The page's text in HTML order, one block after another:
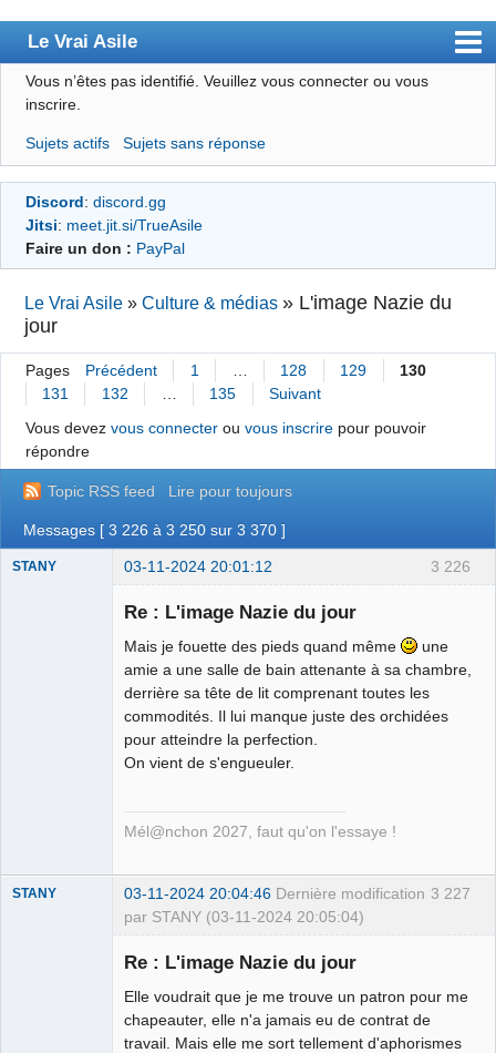
Le Vrai Asile
Accueil
Forum
Membres
Règles
S’inscrire
Connexion
Vous n’êtes pas identifié. Veuillez vous connecter ou vous
inscrire.
Sujets actifs Sujets sans réponse
Discord: discord.gg
Jitsi: meet.jit.si/TrueAsile
Faire un don : PayPal
Le Vrai Asile »Culture & médias » L'image Nazie du
jour
Pages Précédent 1 … 128 129
130
131
132 … 135
Suivant
Vous devez vous connecterou vous inscrirepour pouvoir
répondre
Topic RSS feed Lire pour toujours
Messages [ 3 226 à 3 250 sur 3 370 ]
3 226
STANY 03-11-2024 20:01:12
Re : L'image Nazie du jour
Mais je fouette des pieds quand même
une
amie a une salle de bain attenante à sa chambre,
derrière sa tête de lit comprenant toutes les
commodités. Il lui manque juste des orchidées
pour atteindre la perfection.
On vient de s'engueuler.
Mél@nchon 2027, faut qu'on l'essaye !
3 227
STANY 03-11-2024 20:04:46 Dernière modification
par STANY (03-11-2024 20:05:04)
Re : L'image Nazie du jour
Elle voudrait que je me trouve un patron pour me
chapeauter, elle n'a jamais eu de contrat de
travail. Mais elle me sort tellement d'aphorismes